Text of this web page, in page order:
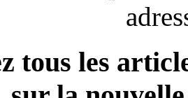
tous les